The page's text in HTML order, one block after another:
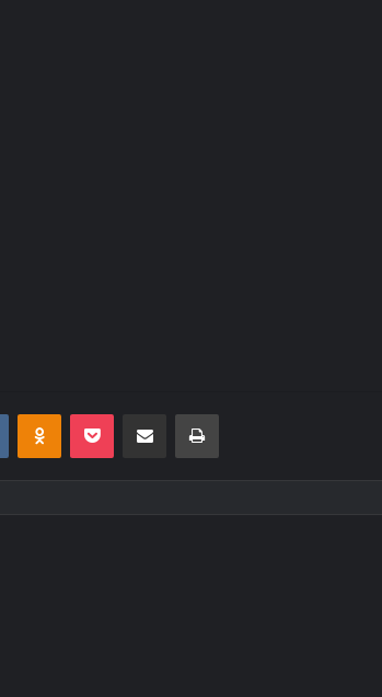
VKontakteOdnoklassniki
Pocket E-Posta ile paylaş Yazdır